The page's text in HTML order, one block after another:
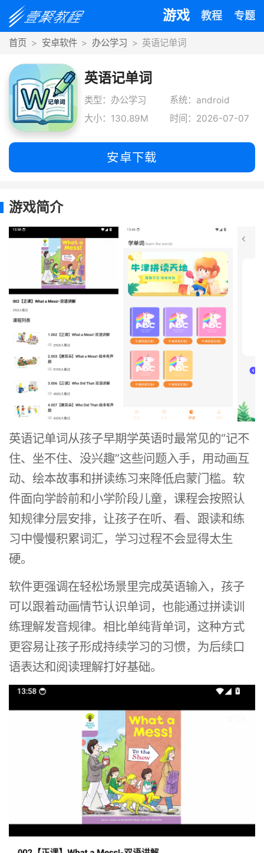
游戏 教程 专题
首页 安卓软件 办公学习 英语记单词
英语记单词
类型：办公学习
系统：android
大小：130.89M
时间：2026-07-07
安卓下载
游戏简介
英语记单词从孩子早期学英语时最常见的“记不
住、坐不住、没兴趣”这些问题入手，用动画互
动、绘本故事和拼读练习来降低启蒙门槛。软
件面向学龄前和小学阶段儿童，课程会按照认
知规律分层安排，让孩子在听、看、跟读和练
习中慢慢积累词汇，学习过程不会显得太生
硬。
软件更强调在轻松场景里完成英语输入，孩子
可以跟着动画情节认识单词，也能通过拼读训
练理解发音规律。相比单纯背单词，这种方式
更容易让孩子形成持续学习的习惯，为后续口
语表达和阅读理解打好基础。